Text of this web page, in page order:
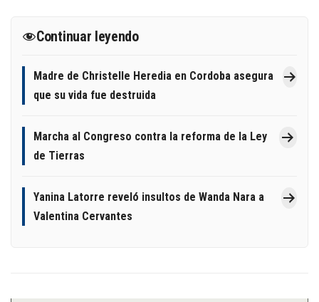
Continuar leyendo
Madre de Christelle Heredia en Cordoba asegura
que su vida fue destruida
Marcha al Congreso contra la reforma de la Ley
de Tierras
Yanina Latorre reveló insultos de Wanda Nara a
Valentina Cervantes